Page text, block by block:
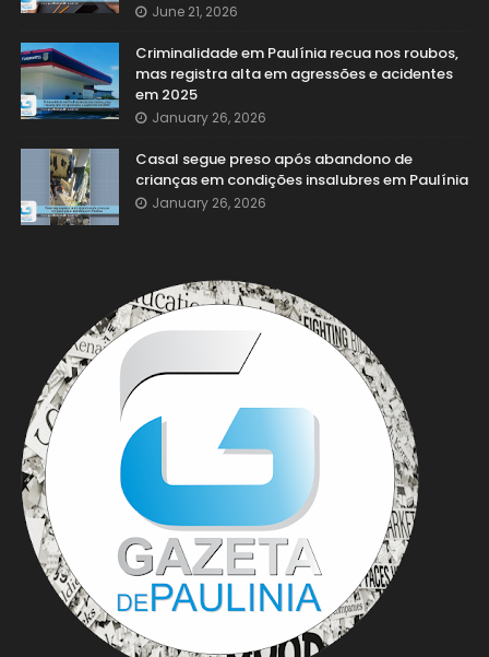
June 21, 2026
Criminalidade em Paulínia recua nos roubos,
mas registra alta em agressões e acidentes
em 2025
January 26, 2026
Casal segue preso após abandono de
crianças em condições insalubres em Paulínia
January 26, 2026